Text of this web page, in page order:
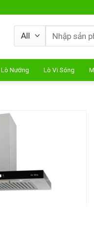
Tìm
kiếm:
Lò Nướng Lò Vi Sóng